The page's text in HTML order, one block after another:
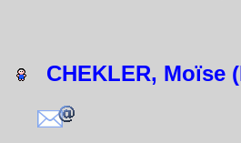
CHEKLER, Moïse